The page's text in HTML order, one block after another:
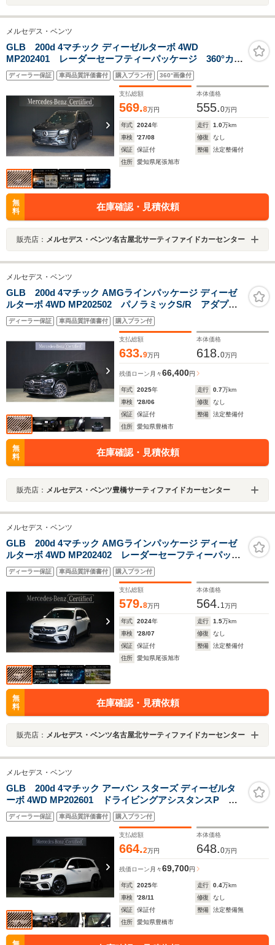
メルセデス・ベンツ
GLB 200d 4マチック ディーゼルターボ 4WD
MP202401 レーダーセーフティーパッケージ 360°カメ
ラ メモリー付きパワーシート シートヒーター
MBUXナビゲーションプレミアム フットトランクオー
プナー LEDハイパフォーマンスヘッドライト
ディーラー保証 車両品質評価書付 購入プラン付 360°画像付
支払総額
569.8万円
本体価格
555.0万円
年式 2024年 走行 1.0万km
車検
'27/08 修復
なし
保証
保証付 整備
法定整備付
住所
愛知県尾張旭市
無
料
在庫確認・見積依頼
販売店： メルセデス・ベンツ名古屋北サーティファイドカーセンター
メルセデス・ベンツ
GLB 200d 4マチック AMGラインパッケージ ディーゼ
ルターボ 4WD MP202502 パノラミックS/R アダプテ
ィブハイビームアシスト・プラス カーボンルックイン
テリアトリム 本革巻きスポーツステアリング スポー
ティーエンジンサウンド マルチビームLEDヘッドライ
ディーラー保証 車両品質評価書付 購入プラン付
支払総額
633.9万円
本体価格
618.0万円
残価ローン 月々66,400円
年式 2025年 走行 0.7万km
車検
'28/06 修復
なし
保証
保証付 整備
法定整備付
住所
愛知県豊橋市
無
料
在庫確認・見積依頼
販売店： メルセデス・ベンツ豊橋サーティファイドカーセンター
メルセデス・ベンツ
GLB 200d 4マチック AMGラインパッケージ ディーゼ
ルターボ 4WD MP202402 レーダーセーフティーパッケ
ージ 360°カメラ メモリー付パワーシート シートヒ
ーター マルチビームLEDヘッドライト 20インチAMG
アルミホイール スポーティーエンジンサウンド
ディーラー保証 車両品質評価書付 購入プラン付
支払総額
579.8万円
本体価格
564. 1 万円
年式 2024年 走行 1.5万km
車検
'28/07 修復
なし
保証
保証付 整備
法定整備付
住所
愛知県尾張旭市
無
料
在庫確認・見積依頼
販売店： メルセデス・ベンツ名古屋北サーティファイドカーセンター
メルセデス・ベンツ
GLB 200d 4マチック アーバン スターズ ディーゼルタ
ーボ 4WD MP202601 ドライビングアシスタンスP パ
ノラミックS/R AMG20インチAW スポーティーエンジ
ンサウンド オフロードエンジニアリングP AMGライ
ン アンビエントライト 360°カメラ プライバシーガ
ディーラー保証 車両品質評価書付 購入プラン付
支払総額
664.2万円
本体価格
648.0万円
残価ローン 月々69,700円
年式 2025年 走行 0.4万km
車検
'28/11 修復
なし
保証
保証付 整備
法定整備無
住所
愛知県豊橋市